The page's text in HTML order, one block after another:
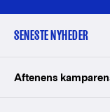
SENESTE NYHEDER
Aftenens